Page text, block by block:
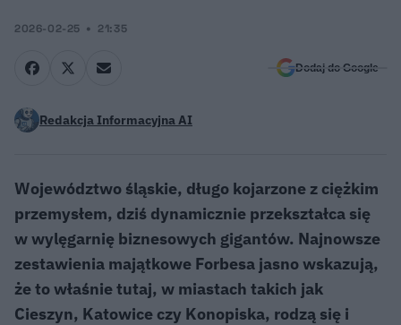
2026-02-25 21:35
Dodaj do Google
Redakcja Informacyjna AI
Województwo śląskie, długo kojarzone z ciężkim
przemysłem, dziś dynamicznie przekształca się
w wylęgarnię biznesowych gigantów. Najnowsze
zestawienia majątkowe Forbesa jasno wskazują,
że to właśnie tutaj, w miastach takich jak
Cieszyn, Katowice czy Konopiska, rodzą się i